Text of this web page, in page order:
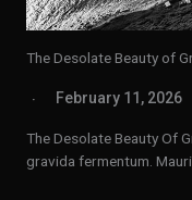
The Desolate Beauty of
February 11, 2026
The Desolate Beauty Of
gravida fermentum.